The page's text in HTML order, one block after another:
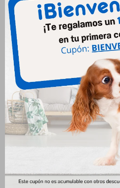
Royal Canin Mini Cachorro 3